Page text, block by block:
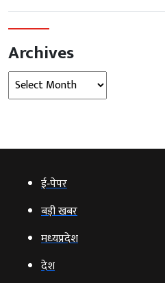
Archives
Archives
ई‑पेपर
बड़ी खबर
मध्‍यप्रदेश
देश